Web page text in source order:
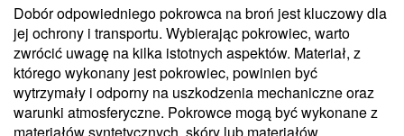
Dobór odpowiedniego pokrowca na broń jest kluczowy dla
jej ochrony i transportu. Wybierając pokrowiec, warto
zwrócić uwagę na kilka istotnych aspektów. Materiał, z
którego wykonany jest pokrowiec, powinien być
wytrzymały i odporny na uszkodzenia mechaniczne oraz
warunki atmosferyczne. Pokrowce mogą być wykonane z
materiałów syntetycznych, skóry lub materiałów